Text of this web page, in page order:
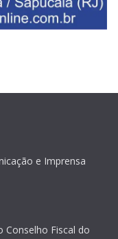
e Imprensa
Conselho Fiscal do